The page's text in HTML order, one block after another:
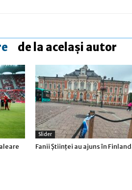
de la același autor
Slider
Fanii Ştiinţei au ajuns în